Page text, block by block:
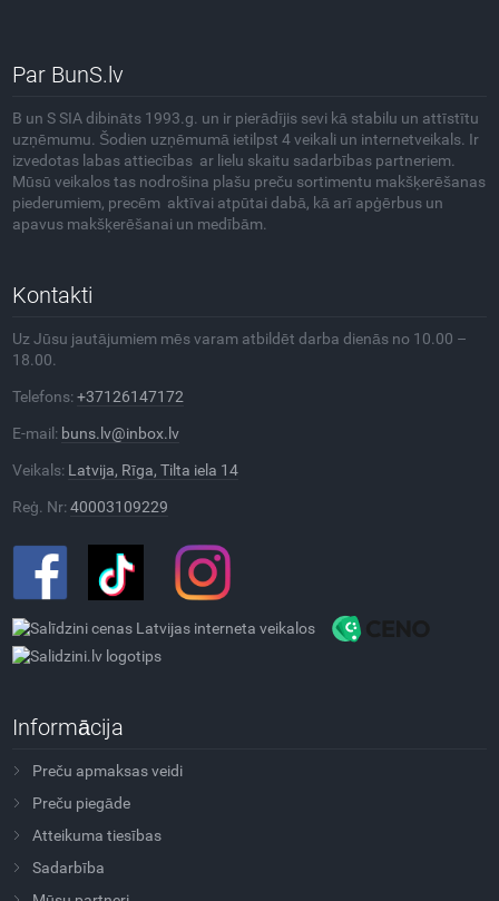
Par BunS.lv
B un S SIA dibināts 1993.g. un ir pierādījis sevi kā stabilu un attīstītu
uzņēmumu. Šodien uzņēmumā ietilpst 4 veikali un internetveikals. Ir
izvedotas labas attiecības ar lielu skaitu sadarbības partneriem.
Mūsū veikalos tas nodrošina plašu preču sortimentu makšķerēšanas
piederumiem, precēm aktīvai atpūtai dabā, kā arī apģērbus un
apavus makšķerēšanai un medībām.
Kontakti
Uz Jūsu jautājumiem mēs varam atbildēt darba dienās no 10.00 –
18.00.
Telefons:+37126147172
E-mail: buns.lv@inbox.lv
Veikals: Latvija, Rīga, Tilta iela 14
Reģ. Nr:40003109229
Informācija
Preču apmaksas veidi
Preču piegāde
Atteikuma tiesības
Sadarbība